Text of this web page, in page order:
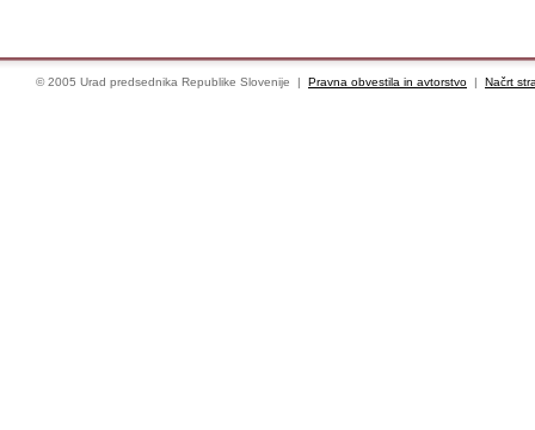
© 2005 Urad predsednika Republike Slovenije | Pravna obvestila in avtorstvo | Načrt